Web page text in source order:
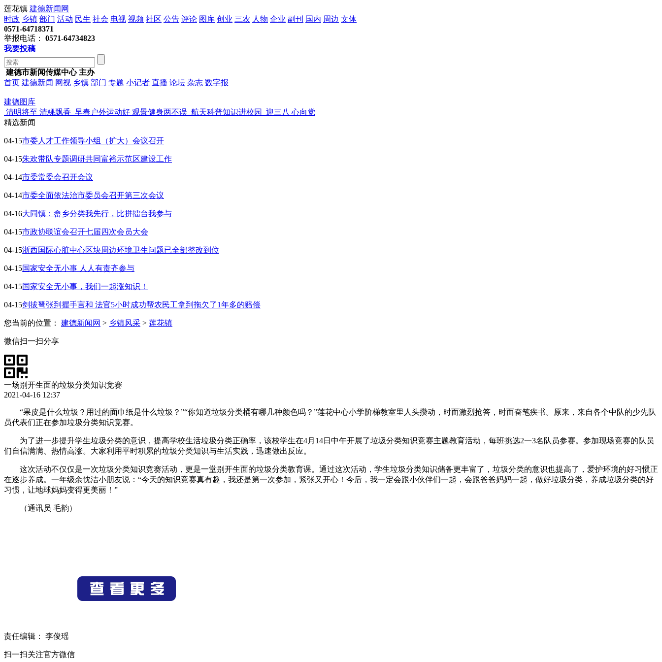
莲花镇 建德新闻网
时政 乡镇 部门 活动 民生 社会 电视 视频 社区 公告 评论 图库 创业 三农 人物 企业 副刊 国内 周边 文体
0571-64718371
举报电话：
0571-64734823
我要投稿
建德市新闻传媒中心 主办
首页 建德新闻 网视 乡镇 部门 专题 小记者 直播 论坛 杂志 数字报
建德图库
清明将至 清粿飘香 早春户外运动好 观景健身两不误 航天科普知识进校园
迎三八 心向党
精选新闻
04-15市委人才工作领导小组（扩大）会议召开
04-15朱欢带队专题调研共同富裕示范区建设工作
04-14市委常委会召开会议
04-14市委全面依法治市委员会召开第三次会议
04-16大同镇：畲乡分类我先行，比拼擂台我参与
04-15市政协联谊会召开七届四次会员大会
04-15浙西国际心脏中心区块周边环境卫生问题已全部整改到位
04-15国家安全无小事 人人有责齐参与
04-15国家安全无小事，我们一起涨知识！
04-15剑拔弩张到握手言和 法官5小时成功帮农民工拿到拖欠了1年多的赔偿
您当前的位置： 建德新闻网 > 乡镇风采 > 莲花镇
微信扫一扫分享
一场别开生面的垃圾分类知识竞赛
2021-04-16 12:37
“果皮是什么垃圾？用过的面巾纸是什么垃圾？”“你知道垃圾分类桶有哪几种颜色吗？”莲花中心小学阶梯教室里人头攒动，时而激烈抢答，时而奋笔疾书。原来，来自各个中队的少先队
员代表们正在参加垃圾分类知识竞赛。
为了进一步提升学生垃圾分类的意识，提高学校生活垃圾分类正确率，该校学生在4月14日中午开展了垃圾分类知识竞赛主题教育活动，每班挑选2一3名队员参赛。参加现场竞赛的队员
们自信满满、热情高涨。大家利用平时积累的垃圾分类知识与生活实践，迅速做出反应。
这次活动不仅仅是一次垃圾分类知识竞赛活动，更是一堂别开生面的垃圾分类教育课。通过这次活动，学生垃圾分类知识储备更丰富了，垃圾分类的意识也提高了，爱护环境的好习惯正
在逐步养成。一年级余忱洁小朋友说：“今天的知识竞赛真有趣，我还是第一次参加，紧张又开心！今后，我一定会跟小伙伴们一起，会跟爸爸妈妈一起，做好垃圾分类，养成垃圾分类的好
习惯，让地球妈妈变得更美丽！”
（通讯员 毛韵）
责任编辑： 李俊瑶
扫一扫关注官方微信